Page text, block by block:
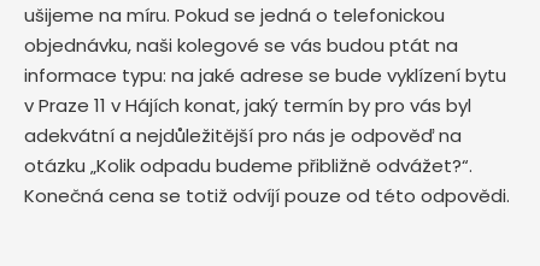
ušijeme na míru. Pokud se jedná o telefonickou
objednávku, naši kolegové se vás budou ptát na
informace typu: na jaké adrese se bude vyklízení bytu
v Praze 11 v Hájích konat, jaký termín by pro vás byl
adekvátní a nejdůležitější pro nás je odpověď na
otázku „Kolik odpadu budeme přibližně odvážet?“.
Konečná cena se totiž odvíjí pouze od této odpovědi.